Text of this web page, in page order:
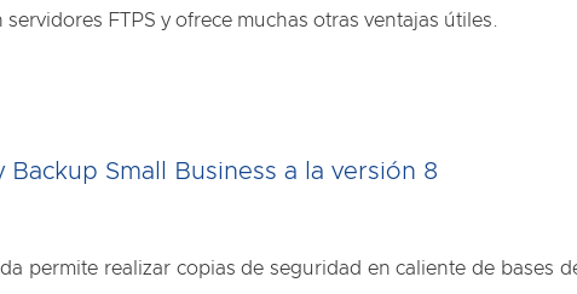
FTPS y ofrece muchas otras ventajas útiles.
Backup Small Business a la versión 8
permite realizar copias de seguridad en caliente de bases